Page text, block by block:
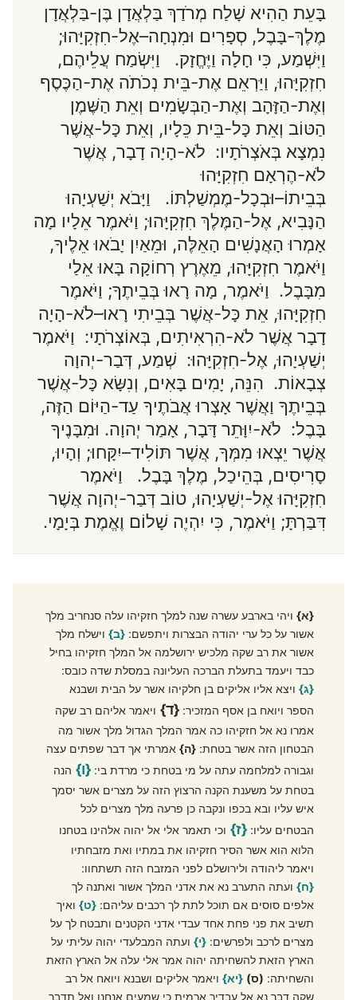
בָּעֵת הַהִיא שָׁלַח מְרֹדַךְ בַּלְאֲדָן בֶּן-בַּלְאֲדָן
מֶלֶךְ-בָּבֶל, סְפָרִים וּמִנְחָה–אֶל-חִזְקִיָּהוּ;
וַיִּשְׁמַע, כִּי חָלָה וַיֶּחֱזָק. וַיִּשְׂמַח עֲלֵיהֶם,
חִזְקִיָּהוּ, וַיַּרְאֵם אֶת-בֵּית נְכֹתֹה אֶת-הַכֶּסֶף
וְאֶת-הַזָּהָב וְאֶת-הַבְּשָׂמִים וְאֵת הַשֶּׁמֶן
הַטּוֹב וְאֵת כָּל-בֵּית כֵּלָיו, וְאֵת כָּל-אֲשֶׁר
נִמְצָא בְּאֹצְרֹתָיו: לֹא-הָיָה דָבָר, אֲשֶׁר
לֹא-הֶרְאָם חִזְקִיָּהוּ
בְּבֵיתוֹ–וּבְכָל-מֶמְשַׁלְתּוֹ. וַיָּבֹא יְשַׁעְיָהוּ
הַנָּבִיא, אֶל-הַמֶּלֶךְ חִזְקִיָּהוּ; וַיֹּאמֶר אֵלָיו מָה
אָמְרוּ הָאֲנָשִׁים הָאֵלֶּה, וּמֵאַיִן יָבֹאוּ אֵלֶיךָ,
וַיֹּאמֶר חִזְקִיָּהוּ, מֵאֶרֶץ רְחוֹקָה בָּאוּ אֵלַי
מִבָּבֶל. וַיֹּאמֶר, מָה רָאוּ בְּבֵיתֶךָ; וַיֹּאמֶר
חִזְקִיָּהוּ, אֵת כָּל-אֲשֶׁר בְּבֵיתִי רָאוּ–לֹא-הָיָה
דָבָר אֲשֶׁר לֹא-הִרְאִיתִים, בְּאוֹצְרֹתָי: וַיֹּאמֶר
יְשַׁעְיָהוּ, אֶל-חִזְקִיָּהוּ: שְׁמַע, דְּבַר-יְהוָה
צְבָאוֹת. הִנֵּה, יָמִים בָּאִים, וְנִשָּׂא כָּל-אֲשֶׁר
בְּבֵיתֶךָ וַאֲשֶׁר אָצְרוּ אֲבֹתֶיךָ עַד-הַיּוֹם הַזֶּה,
בָּבֶל: לֹא-יִוָּתֵר דָּבָר, אָמַר יְהוָה. וּמִבָּנֶיךָ
אֲשֶׁר יֵצְאוּ מִמְּךָ, אֲשֶׁר תּוֹלִיד–יִקָּחוּ; וְהָיוּ,
סָרִיסִים, בְּהֵיכַל, מֶלֶךְ בָּבֶל. וַיֹּאמֶר
חִזְקִיָּהוּ אֶל-יְשַׁעְיָהוּ, טוֹב דְּבַר-יְהוָה אֲשֶׁר
דִּבַּרְתָּ; וַיֹּאמֶר, כִּי יִהְיֶה שָׁלוֹם וֶאֱמֶת בְּיָמָי.
{א} ויהי בארבע עשרה שנה למלך חזקיהו עלה סנחריב מלך
אשור על כל ערי יהודה הבצרות ויתפשם:{ב} וישלח מלך
אשור את רב שקה מלכיש ירושלמה אל המלך חזקיהו בחיל
כבד ויעמד בתעלת הברכה העליונה במסלת שדה כובס:
{ג} ויצא אליו אליקים בן חלקיהו אשר על הבית ושבנא
הספר ויואח בן אסף המזכיר:{ד} ויאמר אליהם רב שקה
אמרו נא אל חזקיהו כה אמר המלך הגדול מלך אשור מה
הבטחון הזה אשר בטחת:{ה} אמרתי אך דבר שפתים עצה
וגבורה למלחמה עתה על מי בטחת כי מרדת בי:{ו} הנה
בטחת על משענת הקנה הרצוץ הזה על מצרים אשר יסמך
איש עליו ובא בכפו ונקבה כן פרעה מלך מצרים לכל
הבטחים עליו:{ז} וכי תאמר אלי אל יהוה אלהינו בטחנו
הלוא הוא אשר הסיר חזקיהו את במתיו ואת מזבחתיו
ויאמר ליהודה ולירושלם לפני המזבח הזה תשתחוו:
{ח} ועתה התערב נא את אדני המלך אשור ואתנה לך
אלפים סוסים אם תוכל לתת לך רכבים עליהם:{ט} ואיך
תשיב את פני פחת אחד עבדי אדני הקטנים ותבטח לך על
מצרים לרכב ולפרשים:{י} ועתה המבלעדי יהוה עליתי על
הארץ הזאת להשחיתה יהוה אמר אלי עלה אל הארץ הזאת
והשחיתה: (ס) {יא} ויאמר אליקים ושבנא ויואח אל רב
שקה דבר נא אל עבדיך ארמית כי שמעים אנחנו ואל תדבר